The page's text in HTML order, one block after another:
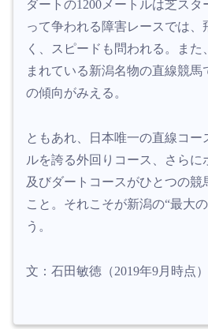
ダートの1200メートルは芝スタ
って争われる障害レースでは、
く、スピードも問われる。また
まれている新潟名物の直線競馬
の傾向がみえる。
ともあれ、日本唯一の直線コー
ルを誇る外回りコース、さらに
及びダートコースがひとつの競
こと。それこそが新潟の“最大
う。
文：石田敏徳（2019年9月時点）